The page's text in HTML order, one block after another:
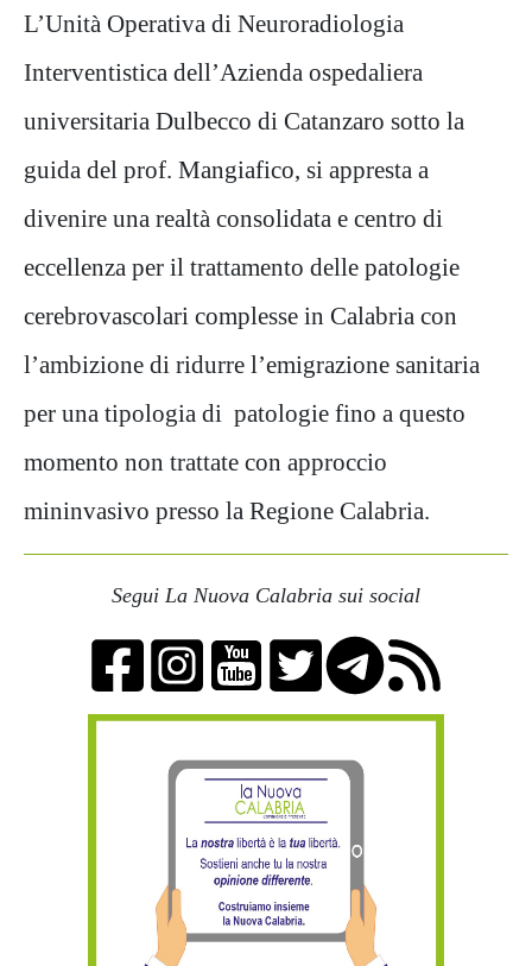
L’Unità Operativa di Neuroradiologia
Interventistica dell’Azienda ospedaliera
universitaria Dulbecco di Catanzaro sotto la
guida del prof. Mangiafico, si appresta a
divenire una realtà consolidata e centro di
eccellenza per il trattamento delle patologie
cerebrovascolari complesse in Calabria con
l’ambizione di ridurre l’emigrazione sanitaria
per una tipologia di patologie fino a questo
momento non trattate con approccio
mininvasivo presso la Regione Calabria.
Segui La Nuova Calabria sui social